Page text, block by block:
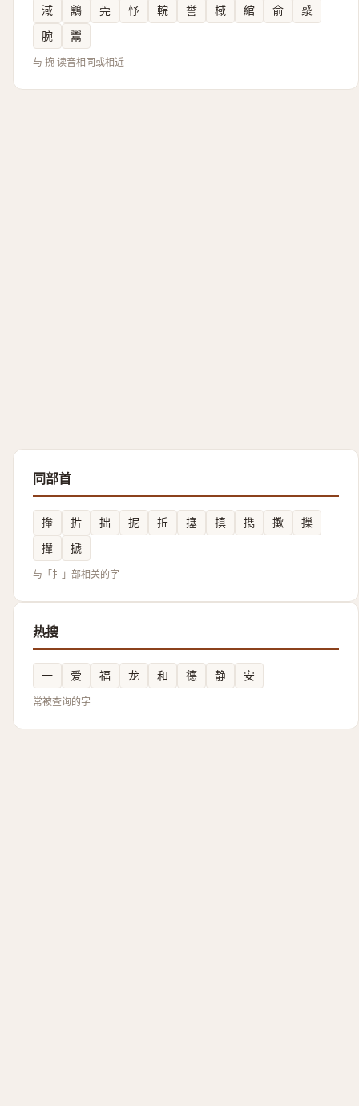
淢 䴁 莞 忬 輐 誉 棫 綰 俞
㳼
腕
鬻
与 捥 读音相同或相近
同部首
撪 扸 拙 抳 拞 㩙 搷 擕 擹
摷
攆
搋
与「扌」部相关的字
热搜
一 爱 福 龙 和 德 静 安
常被查询的字